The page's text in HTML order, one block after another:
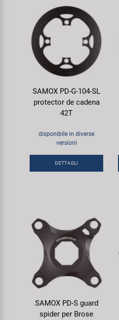
SAMOX PD-G-104-SL
protector de cadena
42T
disponibile in diverse
versioni
DETTAGLI
SAMOX PD-S guard
spider per Brose